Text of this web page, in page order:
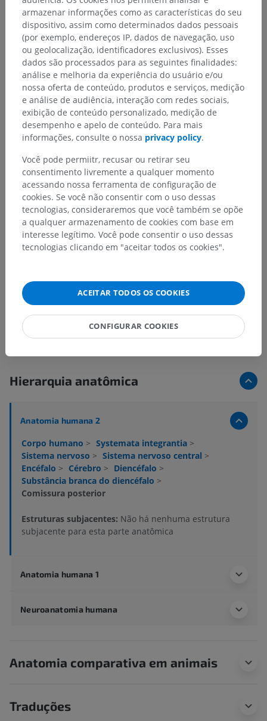
Hierarquia anatômica
Anatomia humana 2
Corpo humano > Systemata integrantia >
Sistema nervoso > Sistema nervoso central >
Encéfalo > Cérebro > Diencéfalo >
Substância branca do diencéfalo >
Comissura posterior
Estruturas subjacentes: Não há nenhuma estrutura
subjacente para esta parte anatômica
Anatomia humana 1
Neuroanatomia humana
Anatomia comparativa em animais
Traduções
armazenar informações como as características do seu
dispositivo, assim como determinados dados pessoais
(por exemplo, endereços IP, dados de navegação, uso
ou geolocalização, identificadores exclusivos). Esses
dados são processados para as seguintes finalidades:
análise e melhoria da experiência do usuário e/ou
nossa oferta de conteúdo, produtos e serviços, medição
e análise de audiência, interação com redes sociais,
exibição de conteúdo personalizado, medição de
desempenho e apelo de conteúdo. Para mais
informações, consulte o nossa privacy policy.
Você pode permiitr, recusar ou retirar seu
consentimento livremente a qualquer momento
acessando nossa ferramenta de configuração de
cookies. Se você não consentir com o uso dessas
tecnologias, consideraremos que você também se opõe
a qualquer armazenamento de cookies com base em
interesse legítimo. Você pode consentir o uso dessas
tecnologias clicando em "aceitar todos os cookies".
ACEITAR TODOS OS COOKIES
CONFIGURAR COOKIES